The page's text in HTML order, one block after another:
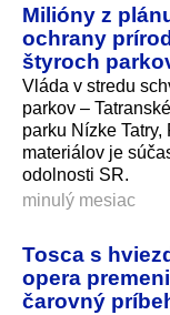
Milióny z
ochrany
štyroch
Vláda v stredu
parkov –
parku Nízke
materiálov je
odolnosti SR.
minulý mesiac
Tosca s
opera
čarovný